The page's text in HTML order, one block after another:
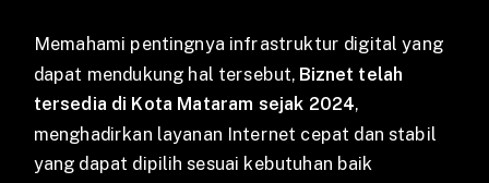
Memahami pentingnya infrastruktur digital yang
dapat mendukung hal tersebut, Biznet telah
tersedia di Kota Mataram sejak 2024,
menghadirkan layanan Internet cepat dan stabil
yang dapat dipilih sesuai kebutuhan baik